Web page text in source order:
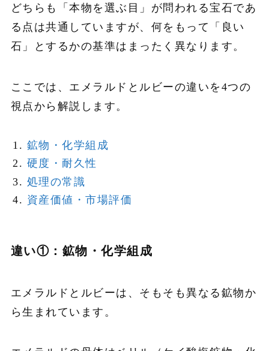
どちらも「本物を選ぶ目」が問われる宝石であ
る点は共通していますが、何をもって「良い
石」とするかの基準はまったく異なります。
ここでは、エメラルドとルビーの違いを4つの
視点から解説します。
鉱物・化学組成
硬度・耐久性
処理の常識
資産価値・市場評価
違い①：鉱物・化学組成
エメラルドとルビーは、そもそも異なる鉱物か
ら生まれています。